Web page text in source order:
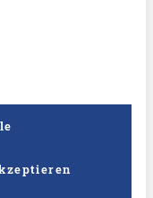
ist dieses
servieren.